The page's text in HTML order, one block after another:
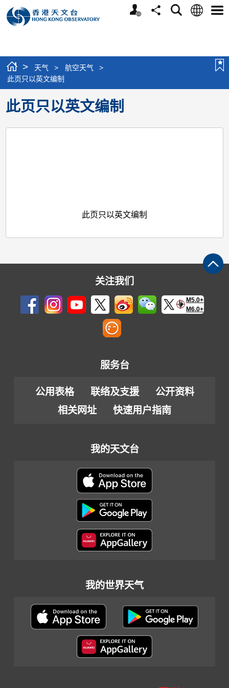
个
分
搜
语
选
> 天气 > 航空天气
>
此页只以英文编制
此页只以英文编制
此页只以英文编制
关注我们
M5.0+
M6.0+
服务台
公用表格 联络及支援
公开资料
相关网址
快速用户指南
我的天文台
我的世界天气